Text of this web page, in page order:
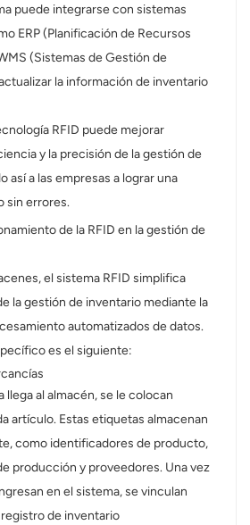
norsk
magyar
puede integrarse con sistemas
ERP (Planificación de Recursos
(Sistemas de Gestión de
la información de inventario
RFID puede mejorar
y la precisión de la gestión de
así a las empresas a lograr una
sin errores.
de la RFID en la gestión de
el sistema RFID simplifica
la gestión de inventario mediante la
automatizados de datos.
es el siguiente:
llega al almacén, se le colocan
artículo. Estas etiquetas almacenan
como identificadores de producto,
producción y proveedores. Una vez
en el sistema, se vinculan
de inventario